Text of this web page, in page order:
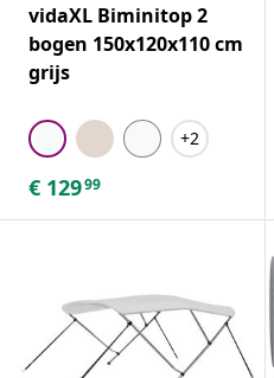
vidaXL Biminitop 2
bogen 150x120x110 cm
grijs
+2
€ 12999